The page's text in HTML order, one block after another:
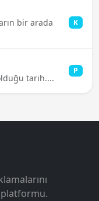
bir arada
K
tarih....
P
platformu.